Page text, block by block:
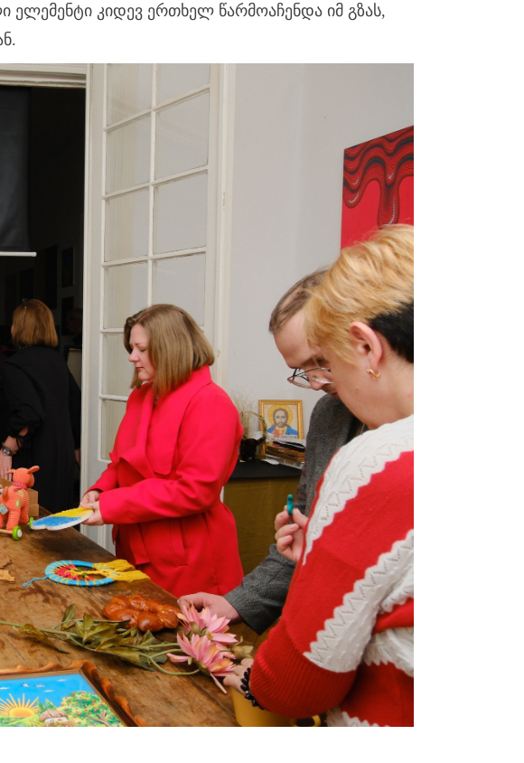
ელემენტი კიდევ ერთხელ წარმოაჩენდა იმ გზას,